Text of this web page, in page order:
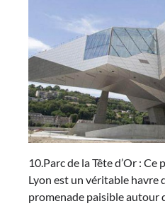
10.Parc de la Tête d’Or :
Lyon est un véritable havre
promenade paisible autour